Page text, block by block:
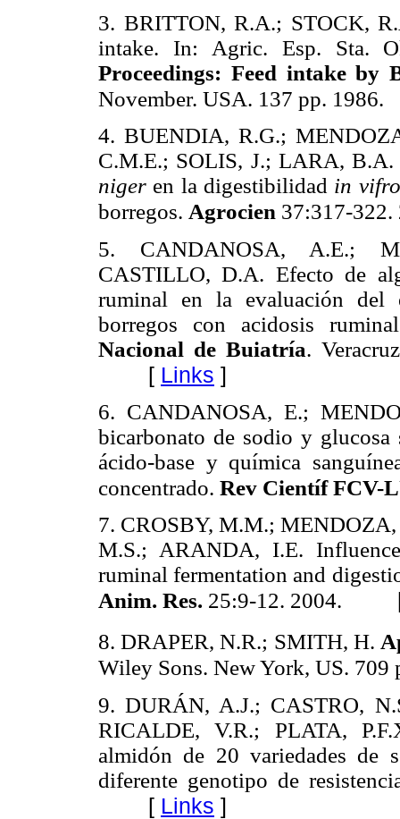
3. BRITTON, R.A.; STOCK,
intake. In: Agric. Esp. Sta.
Proceedings: Feed intake by
November. USA. 137 pp. 1986.
4. BUENDIA, R.G.;
C.M.E.; SOLIS, J.; LARA,
niger en la digestibilidad in
borregos. Agrocien 37:317-
5. CANDANOSA, A.E.;
CASTILLO, D.A. Efecto de
ruminal en la evaluación del
borregos con acidosis
Nacional de Buiatría.
[ Links ]
6. CANDANOSA, E.;
bicarbonato de sodio y
ácido-base y química
concentrado. Rev Científ FCV-
7. CROSBY, M.M.;
M.S.; ARANDA, I.E.
ruminal fermentation and
Anim. Res. 25:9-12. 2004.
8.DRAPER, N.R.; SMITH, H.
Wiley Sons. New York, US. 709
9.DURÁN, A.J.; CASTRO,
RICALDE, V.R.; PLATA,
almidón de 20 variedades de
diferente genotipo de
[ Links ]